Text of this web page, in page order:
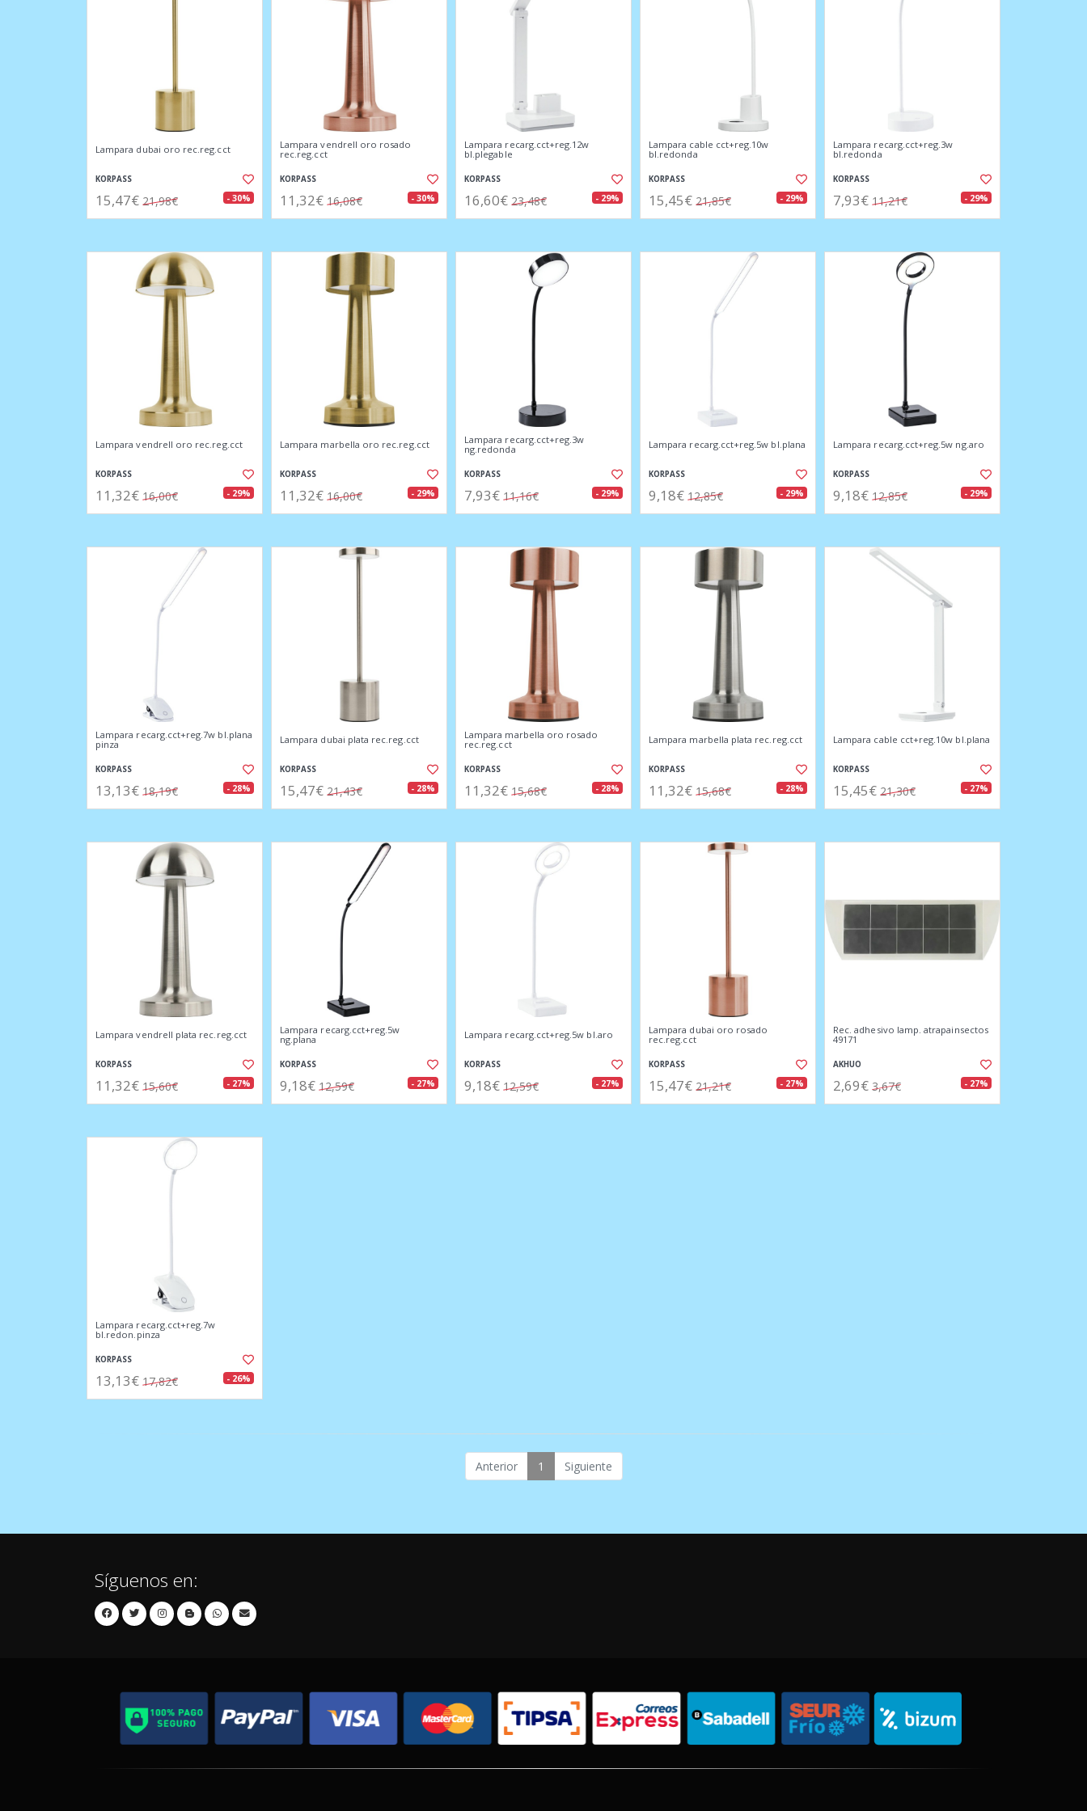
Lampara dubai oro rec.reg.cct
KORPASS
15,47€ 21,98€ - 30%
Lampara vendrell oro rosado
rec.reg.cct
KORPASS
11,32€ 16,08€ - 30%
Lampara recarg.cct+reg.12w
bl.plegable
KORPASS
16,60€ 23,48€ - 29%
Lampara cable cct+reg.10w
bl.redonda
KORPASS
15,45€ 21,85€ - 29%
Lampara recarg.cct+reg.3w
bl.redonda
KORPASS
7,93€ 11,21€ - 29%
Lampara vendrell oro rec.reg.cct
KORPASS
11,32€ 16,00€ - 29%
Lampara marbella oro rec.reg.cct
KORPASS
11,32€ 16,00€ - 29%
Lampara recarg.cct+reg.3w
ng.redonda
KORPASS
7,93€ 11,16€ - 29%
Lampara recarg.cct+reg.5w bl.plana
KORPASS
9,18€ 12,85€ - 29%
Lampara recarg.cct+reg.5w ng.aro
KORPASS
9,18€ 12,85€ - 29%
Lampara recarg.cct+reg.7w bl.plana
pinza
KORPASS
13,13€ 18,19€ - 28%
Lampara dubai plata rec.reg.cct
KORPASS
15,47€ 21,43€ - 28%
Lampara marbella oro rosado
rec.reg.cct
KORPASS
11,32€ 15,68€ - 28%
Lampara marbella plata rec.reg.cct
KORPASS
11,32€ 15,68€ - 28%
Lampara cable cct+reg.10w bl.plana
KORPASS
15,45€ 21,30€ - 27%
Lampara vendrell plata rec.reg.cct
KORPASS
11,32€ 15,60€ - 27%
Lampara recarg.cct+reg.5w
ng.plana
KORPASS
9,18€ 12,59€ - 27%
Lampara recarg.cct+reg.5w bl.aro
KORPASS
9,18€ 12,59€ - 27%
Lampara dubai oro rosado
rec.reg.cct
KORPASS
15,47€ 21,21€ - 27%
Rec. adhesivo lamp. atrapainsectos
49171
AKHUO
2,69€ 3,67€ - 27%
Lampara recarg.cct+reg.7w
bl.redon.pinza
KORPASS
13,13€ 17,82€ - 26%
Anterior 1 Siguiente
Síguenos en: